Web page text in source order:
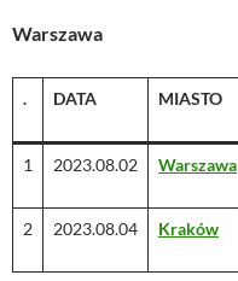
Warszawa
. DATA MIASTO
1 2023.08.02 Warszawa
2 2023.08.04 Kraków